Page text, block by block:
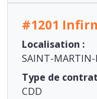
#1201
Localisation :
SAINT-
Type de
CDD